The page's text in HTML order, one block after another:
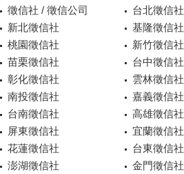
徵信社 / 徵信公司
台北徵信社
新北徵信社
基隆徵信社
桃園徵信社
新竹徵信社
苗栗徵信社
台中徵信社
彰化徵信社
雲林徵信社
南投徵信社
嘉義徵信社
台南徵信社
高雄徵信社
屏東徵信社
宜蘭徵信社
花蓮徵信社
台東徵信社
澎湖徵信社
金門徵信社